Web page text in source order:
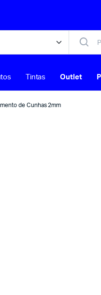
Tintas Outlet
de Cunhas 2mm